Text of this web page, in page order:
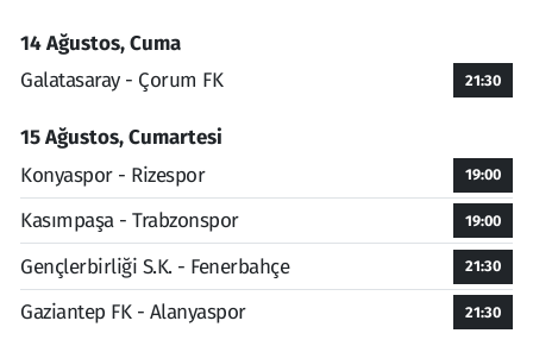
14 Ağustos, Cuma
Galatasaray - Çorum FK
21:30
15 Ağustos, Cumartesi
Konyaspor - Rizespor
19:00
Kasımpaşa - Trabzonspor 19:00
Gençlerbirliği S.K. - Fenerbahçe 21:30
Gaziantep FK - Alanyaspor 21:30